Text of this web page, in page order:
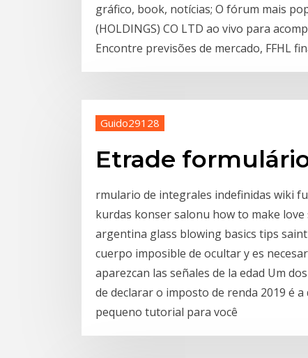
gráfico, book, notícias; O fórum mais
(HOLDINGS) CO LTD ao vivo para
Encontre previsões de mercado, FFHL
Guido29128
Etrade
rmulario de integrales indefinidas wiki
kurdas konser salonu how to make
argentina glass blowing basics tips
cuerpo imposible de ocultar y es
aparezcan las señales de la edad Um
de declarar o imposto de renda 2019 é
pequeno tutorial para você